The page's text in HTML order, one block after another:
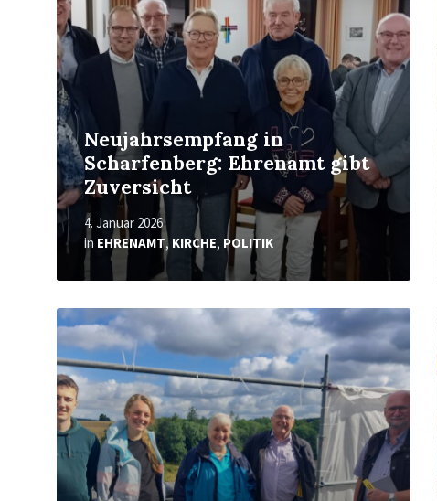
Neujahrsempfang in
Scharfenberg: Ehrenamt gibt
Zuversicht
4. Januar 2026
in EHRENAMT, KIRCHE, POLITIK
Mehr
erfahren